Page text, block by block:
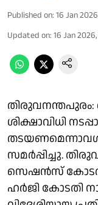
Published on: 16 Jan
Updated on: 16 Jan
ശിക്ഷാവിധി
സമർപ്പിച്ചു.
സെഷൻസ്
ഹർജി കോടതി